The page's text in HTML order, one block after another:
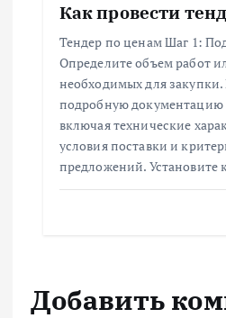
Как провести
Тендер по ценам Шаг 1:
Определите объем работ
необходимых для закупки.
подробную документацию
включая технические
условия поставки и
предложений.
Добавить